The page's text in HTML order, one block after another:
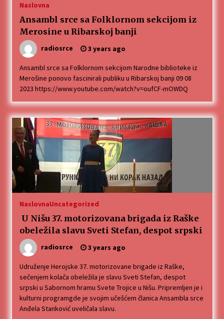
Naslovna
Ansambl srce sa Folklornom sekcijom iz
Merosine u Ribarskoj banji
radiosrce 3 years ago
Ansambl srce sa Folklornom sekcijom Narodne biblioteke iz
Merošine ponovo fascinirali publiku u Ribarskoj banji 09 08
2023 https://www.youtube.com/watch?v=oufCF-mOWDQ
NaslovnaUncategorized
U Nišu 37. motorizovana brigada iz Raške
obeležila slavu Sveti Stefan, despot srpski
radiosrce 3 years ago
Udruženje Herojske 37. motorizovane brigade iz Raške,
sečenjem kolača obeležila je slavu Sveti Stefan, despot
srpski u Sabornom hramu Svete Trojice u Nišu. Pripremljen je i
kulturni programgde je svojim učešćem članica Ansambla srce
Anđela Stanković uveličala slavu.